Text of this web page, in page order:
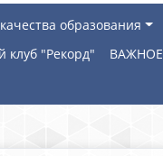
образования
"Рекорд"
ВАЖНОЕ